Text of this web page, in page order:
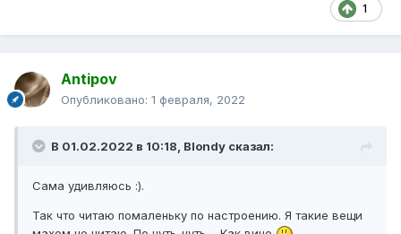
1
Antipov
Опубликовано: 1 февраля, 2022
В 01.02.2022 в 10:18, Blondy сказал:
Сама удивляюсь :).
Так что читаю помаленьку по настроению. Я такие вещи